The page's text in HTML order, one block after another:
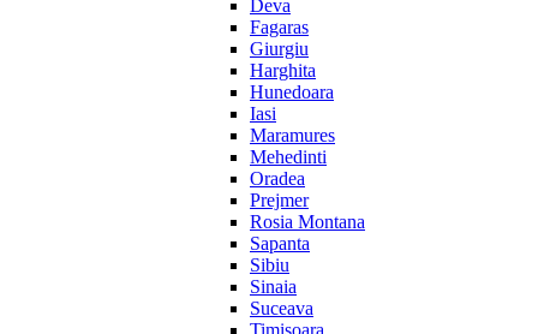
Deva
Fagaras
Giurgiu
Harghita
Hunedoara
Iasi
Maramures
Mehedinti
Oradea
Prejmer
Rosia Montana
Sapanta
Sibiu
Sinaia
Suceava
Timisoara